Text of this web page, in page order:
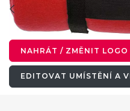
NAHRÁT / ZMĚNIT LOGO
EDITOVAT UMÍSTĚNÍ A